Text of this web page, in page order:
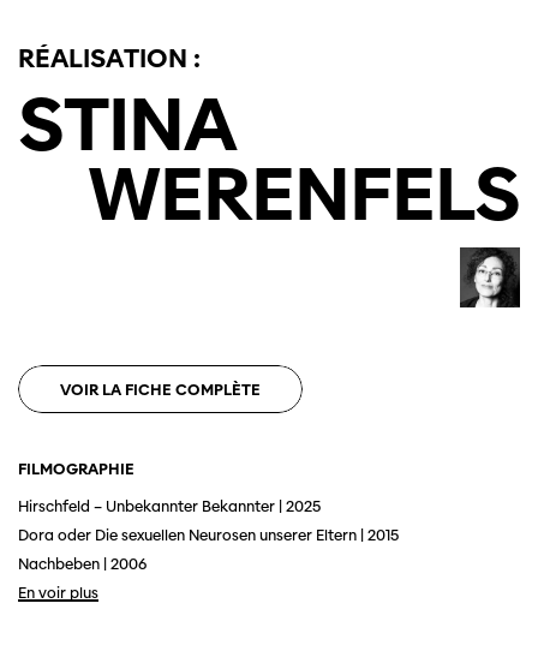
RÉALISATION :
STINA
WERENFELS
VOIR LA FICHE COMPLÈTE
FILMOGRAPHIE
Hirschfeld – Unbekannter Bekannter | 2025
Dora oder Die sexuellen Neurosen unserer Eltern | 2015
Nachbeben | 2006
En voir plus